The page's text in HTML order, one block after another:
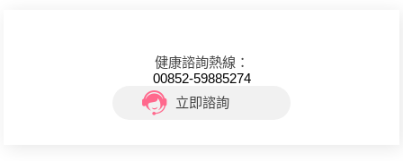
健康諮詢熱線：
00852-59885274
立即諮詢